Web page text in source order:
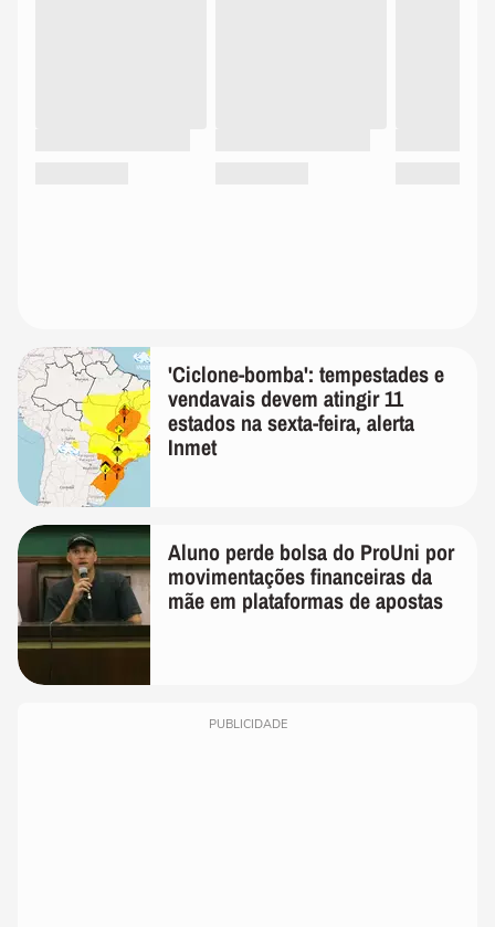
'Ciclone-bomba': tempestades e
vendavais devem atingir 11
estados na sexta-feira, alerta
Inmet
Aluno perde bolsa do ProUni por
movimentações financeiras da
mãe em plataformas de apostas
PUBLICIDADE